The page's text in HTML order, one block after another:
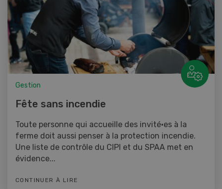
Gestion
Fête sans incendie
Toute personne qui accueille des invité·es à la
ferme doit aussi penser à la protection incendie.
Une liste de contrôle du CIPI et du SPAA met en
évidence...
CONTINUER À LIRE